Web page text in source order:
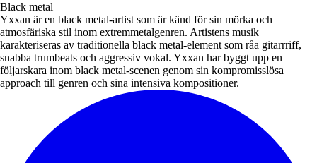
Black metal
Yxxan är en black metal-artist som är känd för sin mörka och
atmosfäriska stil inom extremmetalgenren. Artistens musik
karakteriseras av traditionella black metal-element som råa gitarrriff,
snabba trumbeats och aggressiv vokal. Yxxan har byggt upp en
följarskara inom black metal-scenen genom sin kompromisslösa
approach till genren och sina intensiva kompositioner.